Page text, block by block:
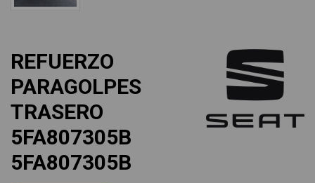
REFUERZO
PARAGOLPES
TRASERO
5FA807305B
5FA807305B